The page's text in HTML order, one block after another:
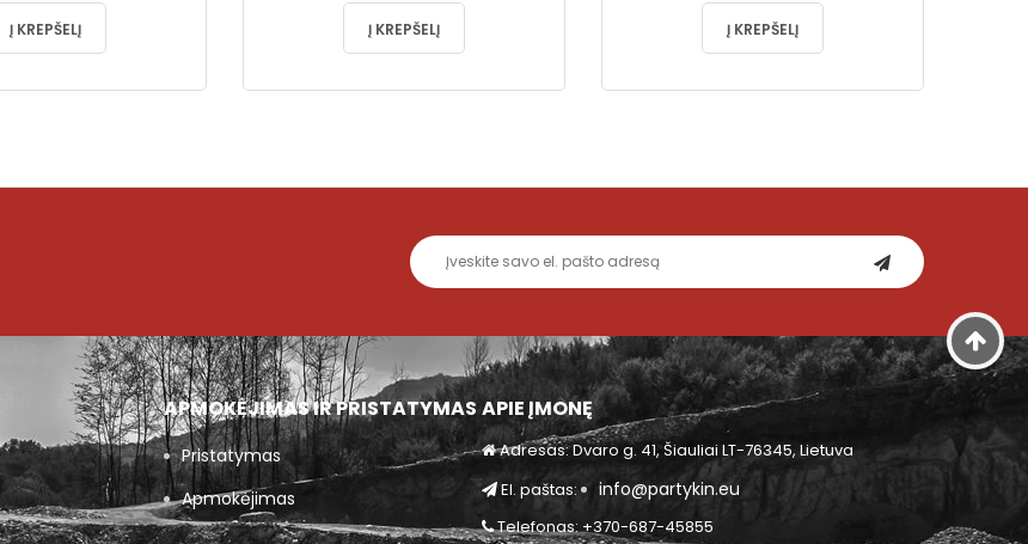
Į KREPŠELĮ Į KREPŠELĮ Į KREPŠELĮ
APMOKĖJIMAS IR PRISTATYMAS
Pristatymas
Apmokėjimas
APIE ĮMONĘ
Adresas: Dvaro g. 41, Šiauliai LT-76345, Lietuva
El. paštas:
info@partykin.eu
Telefonas: +370-687-45855